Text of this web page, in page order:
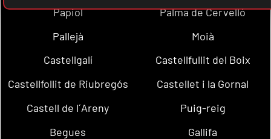
Papiol
Palma de Cervelló
Pallejà
Moià
Castellgalí
Castellfullit del Boix
Castellfollit de Riubregós
Castellet i la Gornal
Castell de l´Areny
Puig-reig
Begues
Gallifa